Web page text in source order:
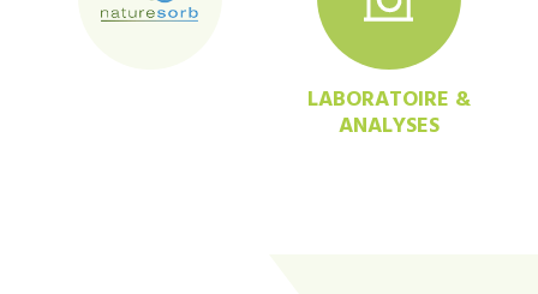
LABORATOIRE &
ANALYSES